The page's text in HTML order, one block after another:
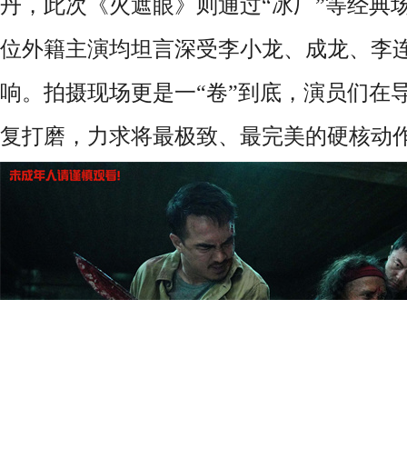
丹，此次《火遮眼》则通过“冰厂”等经典
位外籍主演均坦言深受李小龙、成龙、李
响。拍摄现场更是一“卷”到底，演员们在
复打磨，力求将最极致、最完美的硬核动